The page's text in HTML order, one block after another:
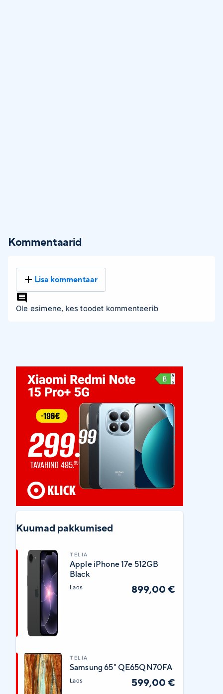
Kommentaarid
Lisa kommentaar
Ole esimene, kes toodet kommenteerib
Kuumad pakkumised
TELIA
Apple iPhone 17e 512GB
Black
Laos 899,00 €
TELIA
Samsung 65" QE65QN70FA
Laos 599,00 €